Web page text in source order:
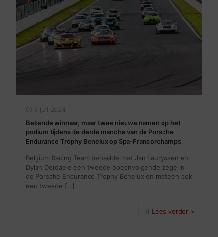
9 juli 2024
Bekende winnaar, maar twee nieuwe namen op het
podium tijdens de derde manche van de Porsche
Endurance Trophy Benelux op Spa-Francorchamps.
Belgium Racing Team behaalde met Jan Lauryssen en
Dylan Derdaele een tweede opeenvolgende zege in
de Porsche Endurance Trophy Benelux en meteen ook
een tweede […]
Lees verder >